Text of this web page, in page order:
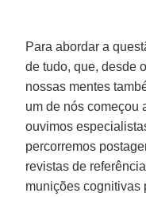
Para abordar a
de tudo, que, desde
nossas mentes
um de nós começou
ouvimos
percorremos
revistas de
munições cognitivas